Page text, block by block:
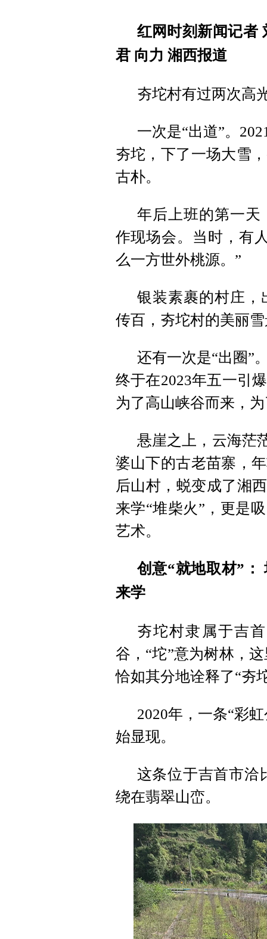
红网时刻新闻记者
君 向力 湘西报道
夯坨村有过两次高
一次是“出道”。
夯坨，下了一场大雪
古朴。
年后上班的第一天
作现场会。当时，有
么一方世外桃源。”
银装素裹的村庄，
传百，夯坨村的美丽
还有一次是“出圈”
终于在2023年五一引
为了高山峡谷而来，
悬崖之上，云海茫
婆山下的古老苗寨，
后山村，蜕变成了湘
来学“堆柴火”，更是
艺术。
创意“就地取材”：
来学
夯坨村隶属于吉
谷，“坨”意为树林，
恰如其分地诠释了“夯
2020年，一条“彩
始显现。
这条位于吉首市洽
绕在翡翠山峦。